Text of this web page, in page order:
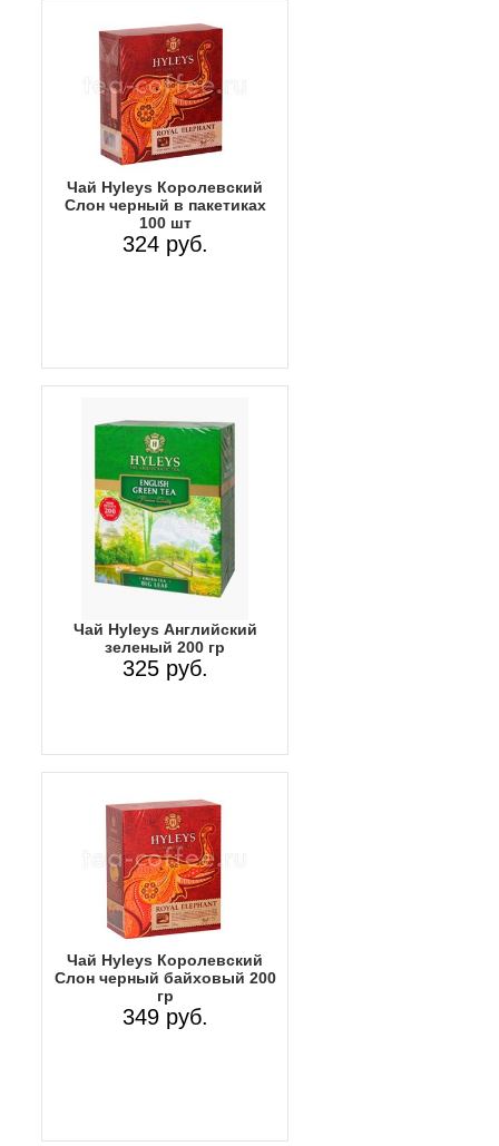
Чай Hyleys Королевский
Слон черный в пакетиках
100 шт
324 руб.
Чай Hyleys Английский
зеленый 200 гр
325 руб.
Чай Hyleys Королевский
Слон черный байховый 200
гр
349 руб.